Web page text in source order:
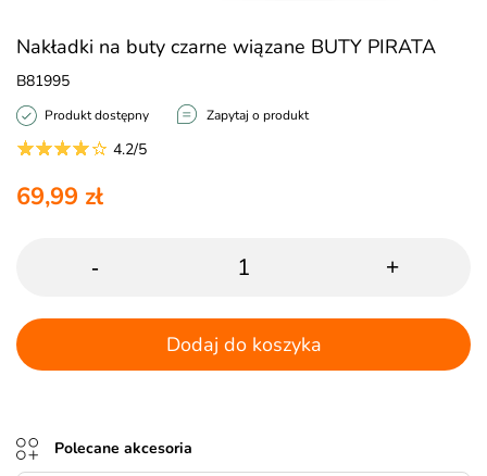
Nakładki na buty czarne wiązane BUTY PIRATA
B81995
Produkt dostępny Zapytaj o produkt
4.2/5
69,99 zł
- +
Dodaj do koszyka
Polecane akcesoria